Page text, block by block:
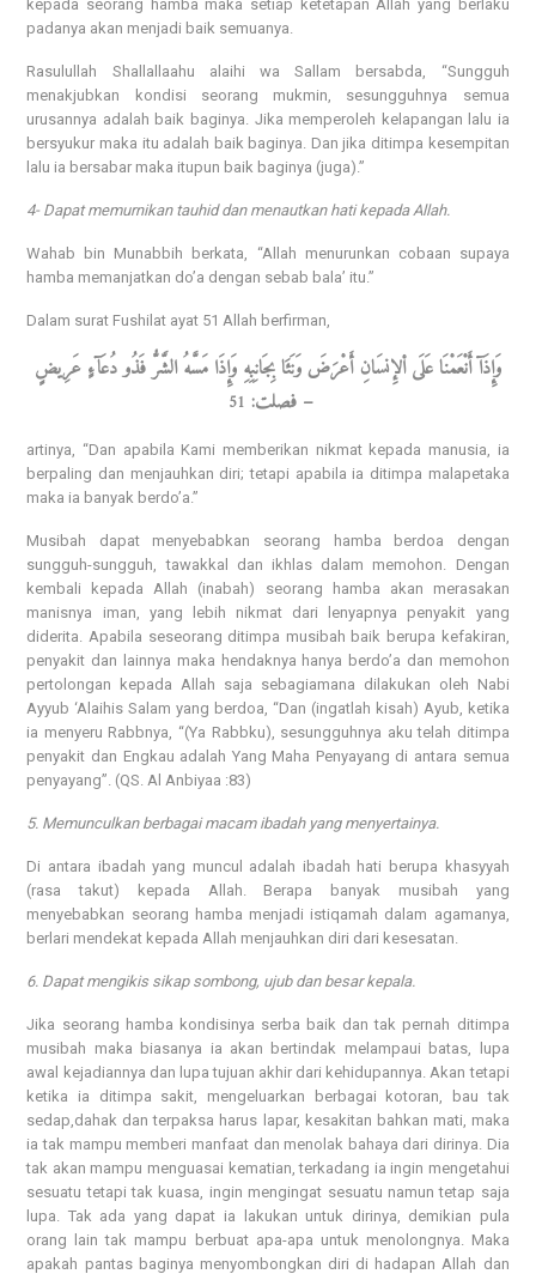
kepada seorang hamba maka setiap ketetapan Allah yang berlaku
padanya akan menjadi baik semuanya.
Rasulullah Shallallaahu alaihi wa Sallam bersabda, “Sungguh
menakjubkan kondisi seorang mukmin, sesungguhnya semua
urusannya adalah baik baginya. Jika memperoleh kelapangan lalu ia
bersyukur maka itu adalah baik baginya. Dan jika ditimpa kesempitan
lalu ia bersabar maka itupun baik baginya (juga).”
4- Dapat memurnikan tauhid dan menautkan hati kepada Allah.
Wahab bin Munabbih berkata, “Allah menurunkan cobaan supaya
hamba memanjatkan do’a dengan sebab bala’ itu.”
Dalam surat Fushilat ayat 51 Allah berfirman,
وَإِذَآ أَنْعَمْنَا عَلَى اْلإِنسَانِ أَعْرَضَ وَنَئَا بِجَانِبِهِ وَإِذَا مَسَّهُ الشَّرُّ فَذُو دُعَآءٍ عَرِيضٍ
– فصلت: 51
artinya, “Dan apabila Kami memberikan nikmat kepada manusia, ia
berpaling dan menjauhkan diri; tetapi apabila ia ditimpa malapetaka
maka ia banyak berdo’a.”
Musibah dapat menyebabkan seorang hamba berdoa dengan
sungguh-sungguh, tawakkal dan ikhlas dalam memohon. Dengan
kembali kepada Allah (inabah) seorang hamba akan merasakan
manisnya iman, yang lebih nikmat dari lenyapnya penyakit yang
diderita. Apabila seseorang ditimpa musibah baik berupa kefakiran,
penyakit dan lainnya maka hendaknya hanya berdo’a dan memohon
pertolongan kepada Allah saja sebagiamana dilakukan oleh Nabi
Ayyub ‘Alaihis Salam yang berdoa, “Dan (ingatlah kisah) Ayub, ketika
ia menyeru Rabbnya, “(Ya Rabbku), sesungguhnya aku telah ditimpa
penyakit dan Engkau adalah Yang Maha Penyayang di antara semua
penyayang”. (QS. Al Anbiyaa :83)
5. Memunculkan berbagai macam ibadah yang menyertainya.
Di antara ibadah yang muncul adalah ibadah hati berupa khasyyah
(rasa takut) kepada Allah. Berapa banyak musibah yang
menyebabkan seorang hamba menjadi istiqamah dalam agamanya,
berlari mendekat kepada Allah menjauhkan diri dari kesesatan.
6. Dapat mengikis sikap sombong, ujub dan besar kepala.
Jika seorang hamba kondisinya serba baik dan tak pernah ditimpa
musibah maka biasanya ia akan bertindak melampaui batas, lupa
awal kejadiannya dan lupa tujuan akhir dari kehidupannya. Akan tetapi
ketika ia ditimpa sakit, mengeluarkan berbagai kotoran, bau tak
sedap,dahak dan terpaksa harus lapar, kesakitan bahkan mati, maka
ia tak mampu memberi manfaat dan menolak bahaya dari dirinya. Dia
tak akan mampu menguasai kematian, terkadang ia ingin mengetahui
sesuatu tetapi tak kuasa, ingin mengingat sesuatu namun tetap saja
lupa. Tak ada yang dapat ia lakukan untuk dirinya, demikian pula
orang lain tak mampu berbuat apa-apa untuk menolongnya. Maka
apakah pantas baginya menyombongkan diri di hadapan Allah dan